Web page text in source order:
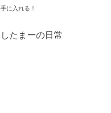
に入れる！
たまーの日常